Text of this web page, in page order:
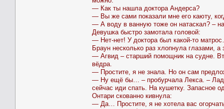
— Как ты нашла доктора Андерса?
— Вы же сами показали мне его каюту,
— А воду в ванную тоже он натаскал? –
Девушка быстро замотала головой:
— Нет-нет! У доктора был какой-то
Браун несколько раз хлопнула глазами, а
— Агвид – старший помощник на судне.
вёдра.
— Простите, я не знала. Но он сам
— Ну ещё бы… – пробурчала Лекса. –
сейчас иди спать. На кушетку. Запасное
Онтари скованно кивнула:
— Да… Простите, я не хотела вас